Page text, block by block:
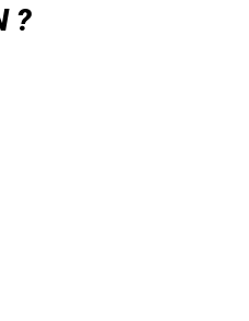
?